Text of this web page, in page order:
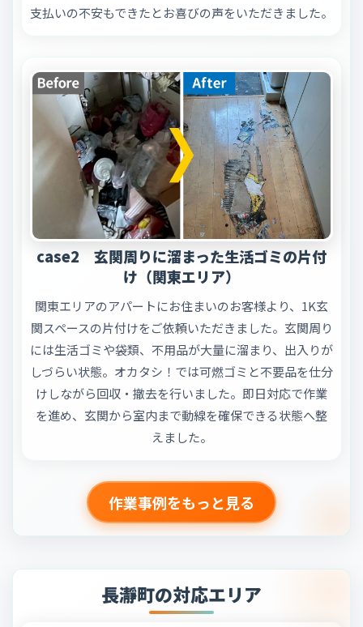
支払いの不安もできたとお喜びの声をいただきました。
case2 玄関周りに溜まった生活ゴミの片付
け（関東エリア）
関東エリアのアパートにお住まいのお客様より、1K玄
関スペースの片付けをご依頼いただきました。玄関周り
には生活ゴミや袋類、不用品が大量に溜まり、出入りが
しづらい状態。オカタシ！では可燃ゴミと不要品を仕分
けしながら回収・撤去を行いました。即日対応で作業
を進め、玄関から室内まで動線を確保できる状態へ整
えました。
作業事例をもっと見る
長瀞町の対応エリア